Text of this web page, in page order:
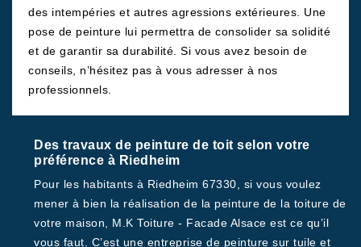
des intempéries et autres agressions extérieures. Une
pose de peinture lui permettra de consolider sa solidité
et de garantir sa durabilité. Si vous avez besoin de
conseils, n’hésitez pas à vous adresser à nos
professionnels.
Des travaux de peinture de toit selon votre
préférence à Riedheim
Pour les habitants à Riedheim 67330, si vous voulez
mener à bien la réalisation de la peinture de la toiture de
votre maison, M.K Toiture - Facade Alsace est ce qu’il
vous faut. C’est une entreprise de peinture sur tuile et